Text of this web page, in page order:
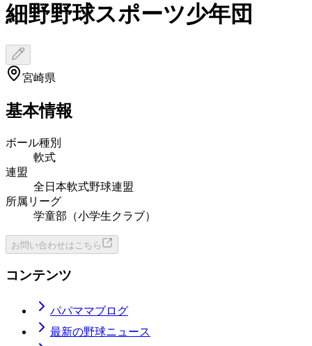
細野野球スポーツ少年団
宮崎県
基本情報
ボール種別
軟式
連盟
全日本軟式野球連盟
所属リーグ
学童部（小学生クラブ）
お問い合わせはこちら
コンテンツ
パパママブログ
最新の野球ニュース